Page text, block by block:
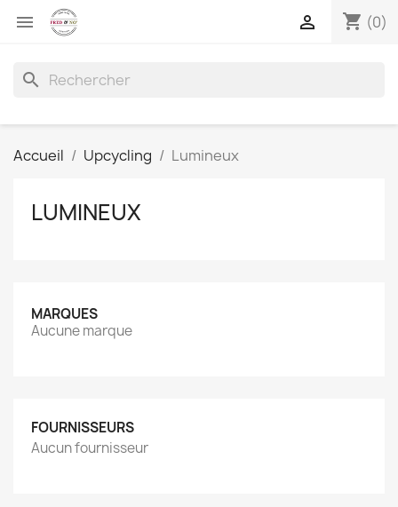
 shopping_cart (0)

search
Accueil Upcycling Lumineux
LUMINEUX
MARQUES
Aucune marque
FOURNISSEURS
Aucun fournisseur